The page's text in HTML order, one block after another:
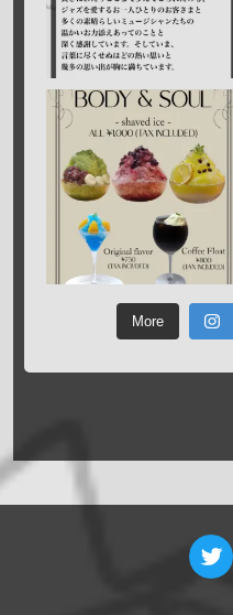
More